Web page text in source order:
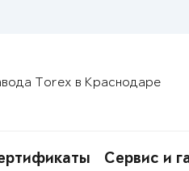
Torex в Краснодаре
Сервис и